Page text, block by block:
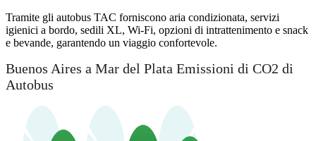
Tramite gli autobus TAC forniscono aria condizionata, servizi
igienici a bordo, sedili XL, Wi-Fi, opzioni di intrattenimento e snack
e bevande, garantendo un viaggio confortevole.
Buenos Aires a Mar del Plata Emissioni di CO2 di
Autobus